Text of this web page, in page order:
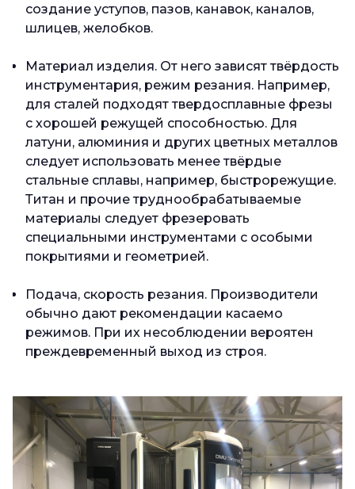
создание уступов, пазов, канавок, каналов,
шлицев, желобков.
Материал изделия. От него зависят твёрдость
инструментария, режим резания. Например,
для сталей подходят твердосплавные фрезы
с хорошей режущей способностью. Для
латуни, алюминия и других цветных металлов
следует использовать менее твёрдые
стальные сплавы, например, быстрорежущие.
Титан и прочие труднообрабатываемые
материалы следует фрезеровать
специальными инструментами с особыми
покрытиями и геометрией.
Подача, скорость резания. Производители
обычно дают рекомендации касаемо
режимов. При их несоблюдении вероятен
преждевременный выход из строя.